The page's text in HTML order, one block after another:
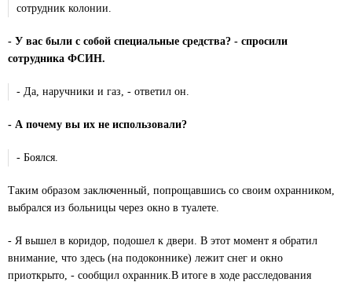
сотрудник колонии.
- У вас были с собой специальные средства? - спросили
сотрудника ФСИН.
- Да, наручники и газ, - ответил он.
- А почему вы их не использовали?
- Боялся.
Таким образом заключенный, попрощавшись со своим охранником,
выбрался из больницы через окно в туалете.
- Я вышел в коридор, подошел к двери. В этот момент я обратил
внимание, что здесь (на подоконнике) лежит снег и окно
приоткрыто, - сообщил охранник.В итоге в ходе расследования